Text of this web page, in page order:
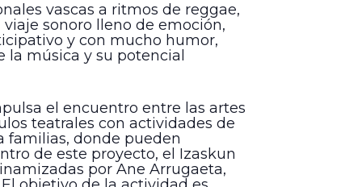
vascas a ritmos de reggae,
sonoro lleno de emoción,
y con mucho humor,
música y su potencial
el encuentro entre las artes
teatrales con actividades de
familias, donde pueden
de este proyecto, el Izaskun
por Ane Arrugaeta,